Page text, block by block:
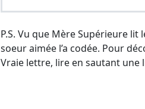
P.S. Vu que Mère Supérieure lit
soeur aimée l’a codée. Pour
Vraie lettre, lire en sautant une